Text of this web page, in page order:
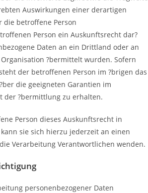
Auswirkungen einer derartigen
die betroffene Person
Person ein Auskunftsrecht dar?
Daten an ein Drittland oder an
?bermittelt wurden. Sofern
der betroffenen Person im ?brigen das
die geeigneten Garantien im
der ?bermittlung zu erhalten.
Person dieses Auskunftsrecht in
sie sich hierzu jederzeit an einen
Verarbeitung Verantwortlichen wenden.
personenbezogener Daten